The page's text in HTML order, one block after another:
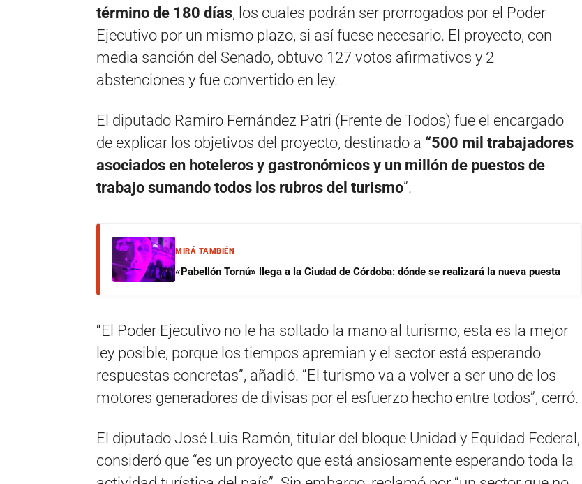
término de 180 días, los cuales podrán ser prorrogados por el Poder
Ejecutivo por un mismo plazo, si así fuese necesario. El proyecto, con
media sanción del Senado, obtuvo 127 votos afirmativos y 2
abstenciones y fue convertido en ley.
El diputado Ramiro Fernández Patri (Frente de Todos) fue el encargado
de explicar los objetivos del proyecto, destinado a “500 mil trabajadores
asociados en hoteleros y gastronómicos y un millón de puestos de
trabajo sumando todos los rubros del turismo”.
MIRÁ TAMBIÉN
«Pabellón Tornú» llega a la Ciudad de Córdoba: dónde se realizará la nueva puesta
“El Poder Ejecutivo no le ha soltado la mano al turismo, esta es la mejor
ley posible, porque los tiempos apremian y el sector está esperando
respuestas concretas”, añadió. “El turismo va a volver a ser uno de los
motores generadores de divisas por el esfuerzo hecho entre todos”, cerró.
El diputado José Luis Ramón, titular del bloque Unidad y Equidad Federal,
consideró que “es un proyecto que está ansiosamente esperando toda la